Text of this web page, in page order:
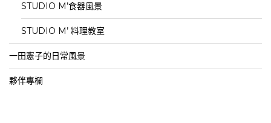
STUDIO M’食器風景
STUDIO M’ 料理教室
一田憲子的日常風景
夥伴專欄